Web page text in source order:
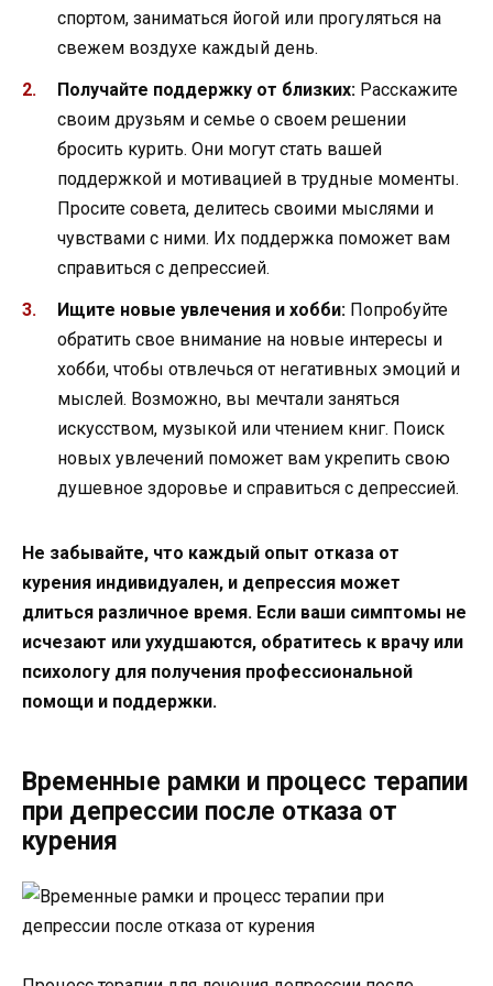
спортом, заниматься йогой или прогуляться на
свежем воздухе каждый день.
Получайте поддержку от близких: Расскажите
своим друзьям и семье о своем решении
бросить курить. Они могут стать вашей
поддержкой и мотивацией в трудные моменты.
Просите совета, делитесь своими мыслями и
чувствами с ними. Их поддержка поможет вам
справиться с депрессией.
Ищите новые увлечения и хобби: Попробуйте
обратить свое внимание на новые интересы и
хобби, чтобы отвлечься от негативных эмоций и
мыслей. Возможно, вы мечтали заняться
искусством, музыкой или чтением книг. Поиск
новых увлечений поможет вам укрепить свою
душевное здоровье и справиться с депрессией.
Не забывайте, что каждый опыт отказа от
курения индивидуален, и депрессия может
длиться различное время. Если ваши симптомы не
исчезают или ухудшаются, обратитесь к врачу или
психологу для получения профессиональной
помощи и поддержки.
Временные рамки и процесс терапии
при депрессии после отказа от
курения